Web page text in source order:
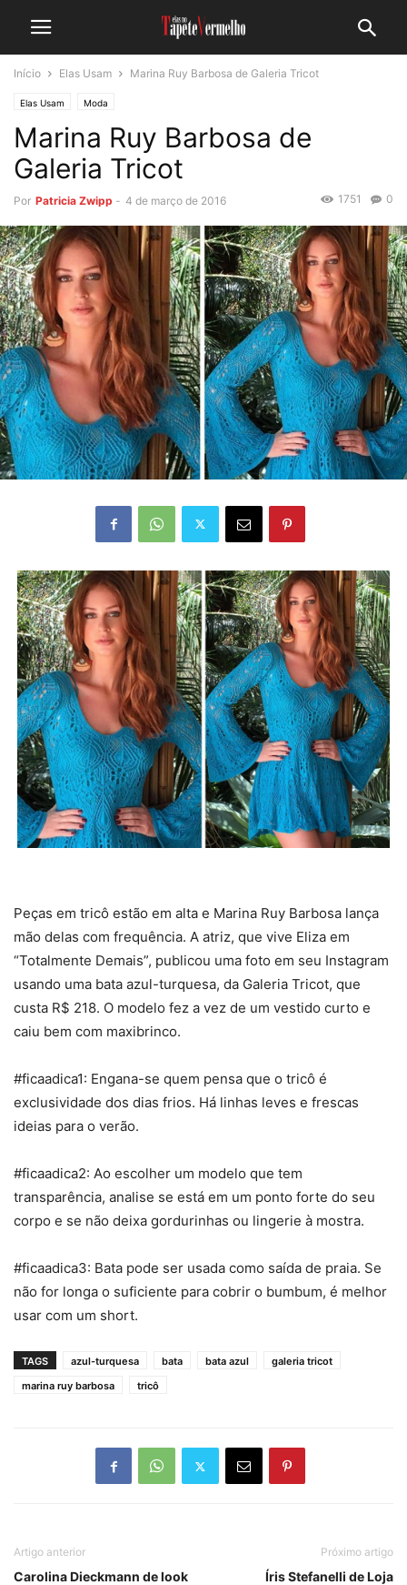
Início Elas Usam Marina Ruy Barbosa de Galeria Tricot
Elas Usam Moda
Marina Ruy Barbosa de
Galeria Tricot
Por Patricia Zwipp - 4 de março de 2016 0
1751
Peças em tricô estão em alta e Marina Ruy Barbosa lança
mão delas com frequência. A atriz, que vive Eliza em
“Totalmente Demais”, publicou uma foto em seu Instagram
usando uma bata azul-turquesa, da Galeria Tricot, que
custa R$ 218. O modelo fez a vez de um vestido curto e
caiu bem com maxibrinco.
#ficaadica1: Engana-se quem pensa que o tricô é
exclusividade dos dias frios. Há linhas leves e frescas
ideias para o verão.
#ficaadica2: Ao escolher um modelo que tem
transparência, analise se está em um ponto forte do seu
corpo e se não deixa gordurinhas ou lingerie à mostra.
#ficaadica3: Bata pode ser usada como saída de praia. Se
não for longa o suficiente para cobrir o bumbum, é melhor
usar com um short.
TAGS azul-turquesa bata bata azul
galeria tricot
marina ruy barbosa
tricô
Artigo anterior
Carolina Dieckmann de look
Próximo artigo
Íris Stefanelli de Loja